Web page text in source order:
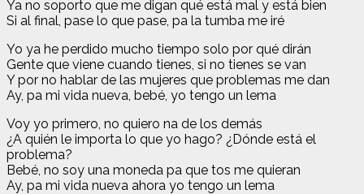
Ya no soporto que me digan qué está mal y está bien
Si al final, pase lo que pasе, pa la tumba me iré
Yo ya he perdido mucho tiеmpo solo por qué dirán
Gente que viene cuando tienes, si no tienes se van
Y por no hablar de las mujeres que problemas me dan
Ay, pa mi vida nueva, bebé, yo tengo un lema
Voy yo primero, no quiero na de los demás
¿A quién le importa lo que yo hago? ¿Dónde está el
problema?
Bebé, no soy una moneda pa que tos me quieran
Ay, pa mi vida nueva ahora yo tengo un lema